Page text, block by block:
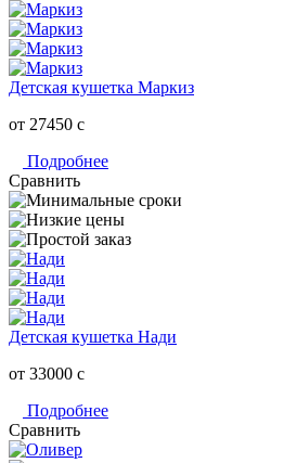
Детская кушетка Маркиз
от 27450 c
Подробнее
Сравнить
Детская кушетка Нади
от 33000 c
Подробнее
Сравнить